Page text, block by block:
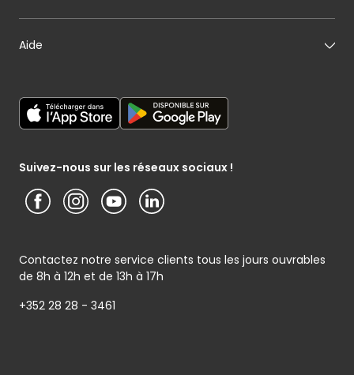
Suivez-nous sur les réseaux sociaux !
Contactez notre service clients tous les jours ouvrables
de 8h à 12h et de 13h à 17h
+352 28 28 - 3461
Mon maraîcher
Nos engagements
Media / Presse
Présentation du groupe (PDF)
Carte cadeau
Service photo
Aide
Conditions générales – Site www.cactus.lu
Notice d’information Cactus et Caterman (de Schnékert
Conditions générales de garantie